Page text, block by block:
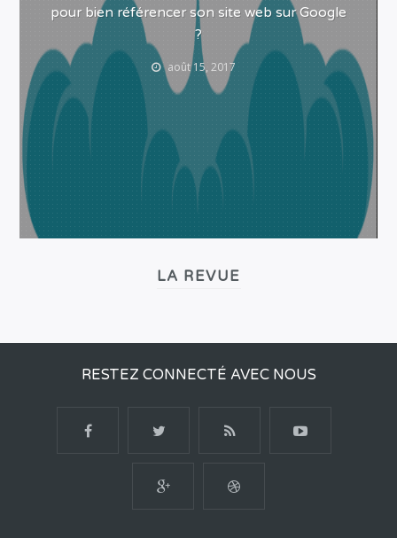
pour bien référencer son site web sur Google
?
août 15, 2017
LA REVUE
RESTEZ CONNECTÉ AVEC NOUS